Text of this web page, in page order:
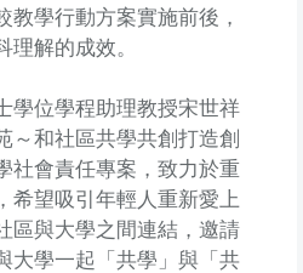
教學行動方案實施前後，
解的成效。
學位學程助理教授宋世祥
～和社區共學共創打造創
社會責任專案，致力於重
希望吸引年輕人重新愛上
區與大學之間連結，邀請
大學一起「共學」與「共